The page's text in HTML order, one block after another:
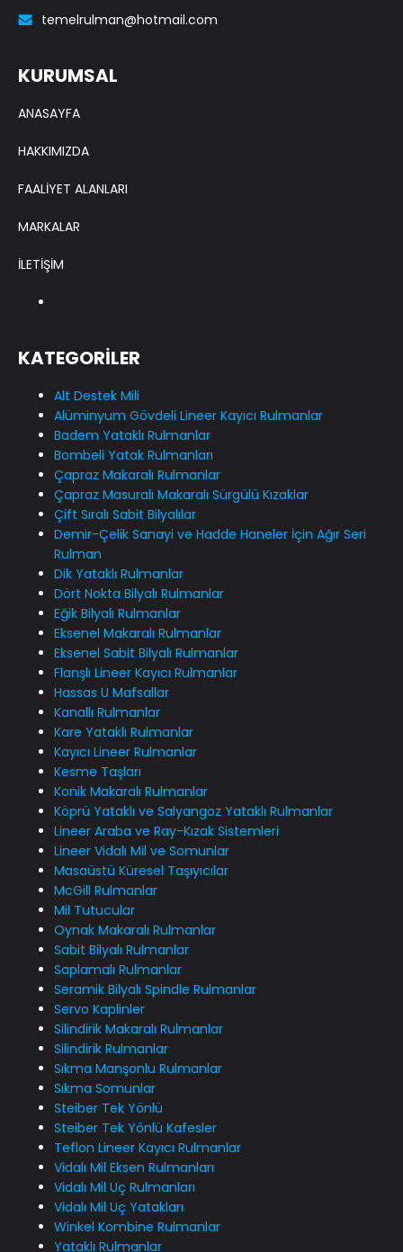
temelrulman@hotmail.com
KURUMSAL
ANASAYFA
HAKKIMIZDA
FAALİYET ALANLARI
MARKALAR
İLETİŞİM
KATEGORİLER
Alt Destek Mili
Alüminyum Gövdeli Lineer Kayıcı Rulmanlar
Badem Yataklı Rulmanlar
Bombeli Yatak Rulmanları
Çapraz Makaralı Rulmanlar
Çapraz Masuralı Makaralı Sürgülü Kızaklar
Çift Sıralı Sabit Bilyalılar
Demir-Çelik Sanayi ve Hadde Haneler İçin Ağır Seri
Rulman
Dik Yataklı Rulmanlar
Dört Nokta Bilyalı Rulmanlar
Eğik Bilyalı Rulmanlar
Eksenel Makaralı Rulmanlar
Eksenel Sabit Bilyalı Rulmanlar
Flanşlı Lineer Kayıcı Rulmanlar
Hassas U Mafsallar
Kanallı Rulmanlar
Kare Yataklı Rulmanlar
Kayıcı Lineer Rulmanlar
Kesme Taşları
Konik Makaralı Rulmanlar
Köprü Yataklı ve Salyangoz Yataklı Rulmanlar
Lineer Araba ve Ray-Kızak Sistemleri
Lineer Vidalı Mil ve Somunlar
Masaüstü Küresel Taşıyıcılar
McGill Rulmanlar
Mil Tutucular
Oynak Makaralı Rulmanlar
Sabit Bilyalı Rulmanlar
Saplamalı Rulmanlar
Seramik Bilyalı Spindle Rulmanlar
Servo Kaplinler
Silindirik Makaralı Rulmanlar
Silindirik Rulmanlar
Sıkma Manşonlu Rulmanlar
Sıkma Somunlar
Steiber Tek Yönlü
Steiber Tek Yönlü Kafesler
Teflon Lineer Kayıcı Rulmanlar
Vidalı Mil Eksen Rulmanları
Vidalı Mil Uç Rulmanları
Vidalı Mil Uç Yatakları
Winkel Kombine Rulmanlar
Yataklı Rulmanlar